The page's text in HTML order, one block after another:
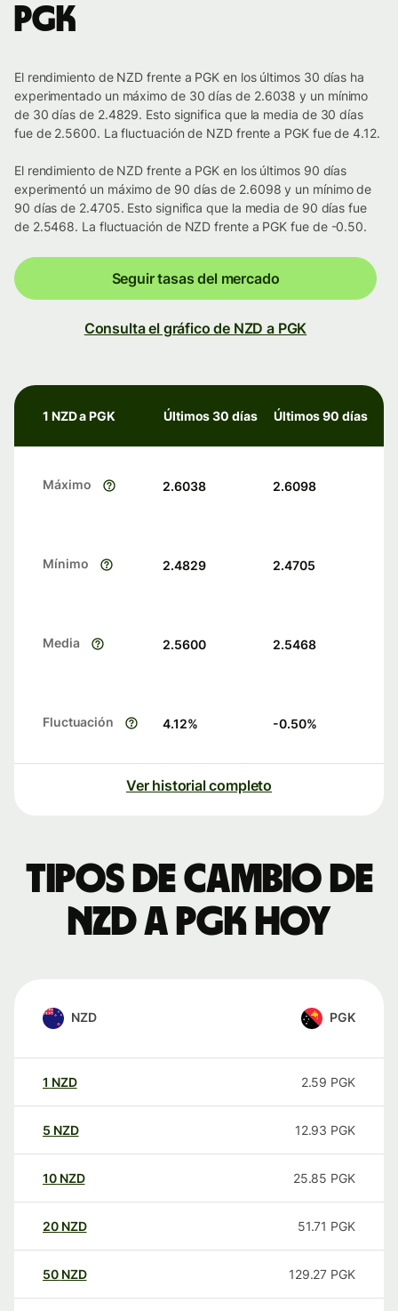
PGK
El rendimiento de NZD frente a PGK en los últimos 30 días ha
experimentado un máximo de 30 días de 2.6038 y un mínimo
de 30 días de 2.4829. Esto significa que la media de 30 días
fue de 2.5600. La fluctuación de NZD frente a PGK fue de 4.12.
El rendimiento de NZD frente a PGK en los últimos 90 días
experimentó un máximo de 90 días de 2.6098 y un mínimo de
90 días de 2.4705. Esto significa que la media de 90 días fue
de 2.5468. La fluctuación de NZD frente a PGK fue de -0.50.
Seguir tasas del mercado
Consulta el gráfico de NZD a PGK
1 NZD a PGK Últimos 30 días Últimos 90 días
Máximo 2.6038 2.6098
Mínimo 2.4829 2.4705
Media 2.5600 2.5468
Fluctuación 4.12% -0.50%
Ver historial completo
Tipos de cambio de
NZD a PGK hoy
NZD PGK
1 NZD 2.59 PGK
5 NZD 12.93 PGK
10 NZD 25.85 PGK
20 NZD 51.71 PGK
50 NZD 129.27 PGK